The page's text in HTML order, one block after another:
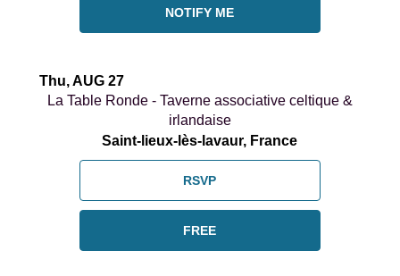
NOTIFY ME
Thu, AUG 27
La Table Ronde - Taverne associative celtique &
irlandaise
Saint-lieux-lès-lavaur, France
RSVP
FREE